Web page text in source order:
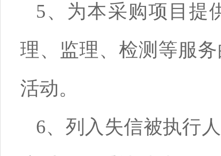
5、为本采购项目提
理、监理、检测等服
活动。
6、列入失信被执行